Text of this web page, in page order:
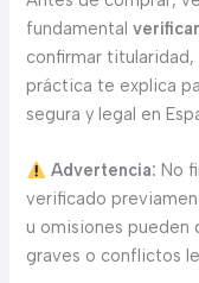
fundamental
confirmar titularidad,
práctica te explica
segura y legal en
Advertencia: No
verificado
u omisiones pueden
graves o conflictos